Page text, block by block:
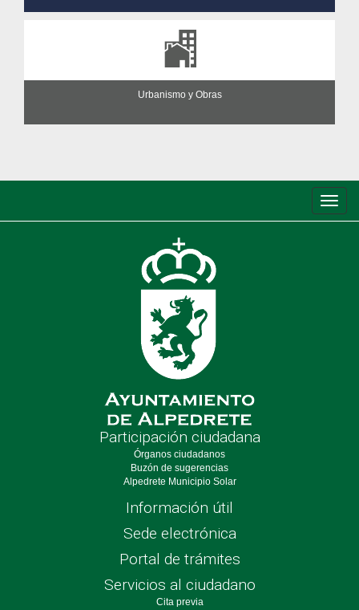
Urbanismo y Obras
de
Participación ciudadana
Órganos ciudadanos
Buzón de sugerencias
Alpedrete Municipio Solar
Información útil
Sede electrónica
Portal de trámites
Servicios al ciudadano
Cita previa